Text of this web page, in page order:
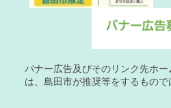
バナー広告及びそのリンク先ホ
は、島田市が推奨等をするもので